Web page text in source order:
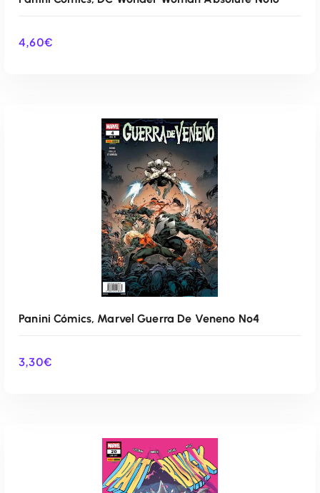
AÑADIR AL CARRITO
4,60€
AÑADIR AL CARRITO
Panini Cómics, Marvel Guerra De Veneno Nº4
3,30€